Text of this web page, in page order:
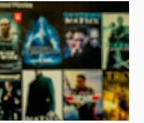
La Red Pro, integrada por 14 organizaciones que trabajan por…
El dúo bogotano presenta una nueva versión de su segundo…
La colaboración, inspirada en Cien años de soledad de Gabriel…
La comedia romántica escrita y dirigida por Dago García cuenta…